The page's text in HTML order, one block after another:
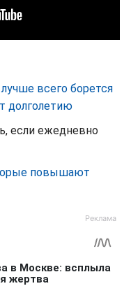
лучше всего борется
долголетию
если ежедневно
повышают